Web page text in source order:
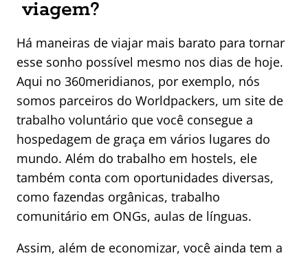
viagem?
Há maneiras de viajar mais barato para tornar
esse sonho possível mesmo nos dias de hoje.
Aqui no 360meridianos, por exemplo, nós
somos parceiros do Worldpackers, um site de
trabalho voluntário que você consegue a
hospedagem de graça em vários lugares do
mundo. Além do trabalho em hostels, ele
também conta com oportunidades diversas,
como fazendas orgânicas, trabalho
comunitário em ONGs, aulas de línguas.
Assim, além de economizar, você ainda tem a